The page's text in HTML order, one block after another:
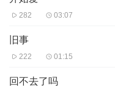
282 03:07
旧事
222 01:15
回不去了吗